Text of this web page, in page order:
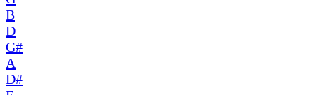
B
D
G#
A
D#